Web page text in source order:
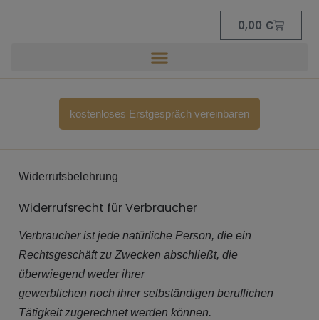
0,00 €
kostenloses Erstgespräch vereinbaren
Widerrufsbelehrung
Widerrufsrecht für Verbraucher
Verbraucher ist jede natürliche Person, die ein
Rechtsgeschäft zu Zwecken abschließt, die
überwiegend weder ihrer
gewerblichen noch ihrer selbständigen beruflichen
Tätigkeit zugerechnet werden können.